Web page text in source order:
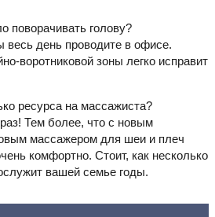
поворачивать голову?
весь день проводите в офисе.
воротниковой зоны легко исправит
ресурса на массажиста?
Тем более, что с новым
массажером для шеи и плеч
комфортно. Стоит, как несколько
вашей семье годы.